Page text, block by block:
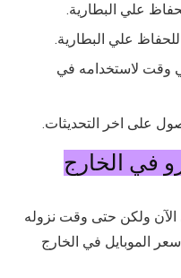
علي البطارية.
للحفاظ علي البطارية.
وقت لاستخدامه في
على اخر التحديثات.
ولكن حتى وقت نزوله
الموبايل في الخارج